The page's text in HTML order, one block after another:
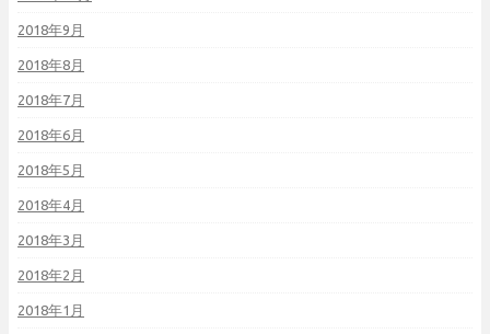
2018年9月
2018年8月
2018年7月
2018年6月
2018年5月
2018年4月
2018年3月
2018年2月
2018年1月